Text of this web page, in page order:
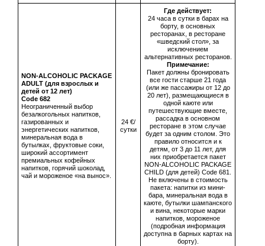
NON-ALCOHOLIC PACKAGE
ADULT (для взрослых и
детей от 12 лет)
Сode 682
Неограниченный выбор
безалкогольных напитков,
газированных и
энергетических напитков,
минеральная вода в
бутылках, фруктовые соки,
широкий ассортимент
премиальных кофейных
напитков, горячий шоколад,
чай и мороженое «на вынос».
24 €/
сутки
Где действует:
24 часа в сутки в барах на
борту, в основных
ресторанах, в ресторане
«шведский стол», за
исключением
альтернативных ресторанов.
Примечание:
Пакет должны бронировать
все гости старше 21 года
(или же пассажиры от 12 до
20 лет), размещающиеся в
одной каюте или
путешествующие вместе,
рассадка в основном
ресторане в этом случае
будет за одним столом. Это
правило относится и к
детям, от 3 до 11 лет, для
них приобретается пакет
NON-ALCOHOLIC PACKAGE
CHILD (для детей) Code 681.
Не включены в стоимость
пакета: напитки из мини-
бара, минеральная вода в
каюте, бутылки шампанского
и вина, некоторые марки
напитков, мороженое
(подробная информация
доступна в барных картах на
борту).